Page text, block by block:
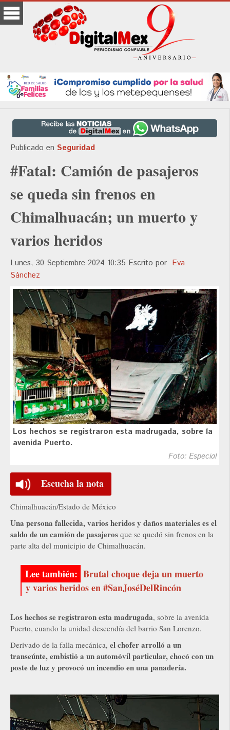
Publicado en Seguridad
#Fatal: Camión de pasajeros
se queda sin frenos en
Chimalhuacán; un muerto y
varios heridos
Lunes, 30 Septiembre 2024 10:35 Escrito por Eva
Sánchez
Los hechos se registraron esta madrugada, sobre la
avenida Puerto.
Foto: Especial
Escucha la nota
Chimalhuacán/Estado de México
Una persona fallecida, varios heridos y daños materiales es el
saldo de un camión de pasajeros que se quedó sin frenos en la
parte alta del municipio de Chimalhuacán.
Brutal choque deja un muerto
y varios heridos en #SanJoséDelRincón
Los hechos se registraron esta madrugada, sobre la avenida
Puerto, cuando la unidad descendía del barrio San Lorenzo.
Derivado de la falla mecánica, el chofer arrolló a un
transeúnte, embistió a un automóvil particular, chocó con un
poste de luz y provocó un incendio en una panadería.